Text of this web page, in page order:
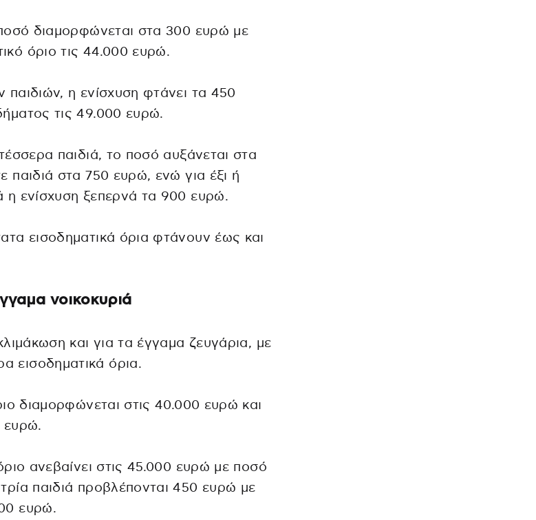
ποσό διαμορφώνεται στα 300 ευρώ με
όριο τις 44.000 ευρώ.
παιδιών, η ενίσχυση φτάνει τα 450
τις 49.000 ευρώ.
τέσσερα παιδιά, το ποσό αυξάνεται στα
παιδιά στα 750 ευρώ, ενώ για έξι ή
η ενίσχυση ξεπερνά τα 900 ευρώ.
εισοδηματικά όρια φτάνουν έως και
νοικοκυριά
και για τα έγγαμα ζευγάρια, με
εισοδηματικά όρια.
διαμορφώνεται στις 40.000 ευρώ και
ευρώ.
ανεβαίνει στις 45.000 ευρώ με ποσό
παιδιά προβλέπονται 450 ευρώ με
ευρώ.